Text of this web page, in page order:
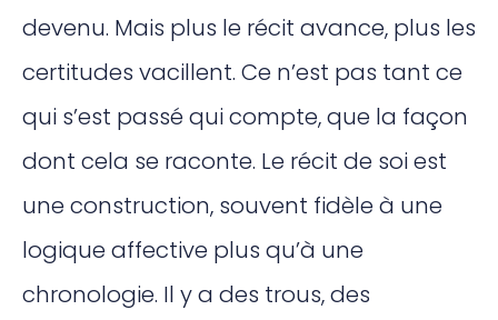
devenu. Mais plus le récit avance, plus les
certitudes vacillent. Ce n’est pas tant ce
qui s’est passé qui compte, que la façon
dont cela se raconte. Le récit de soi est
une construction, souvent fidèle à une
logique affective plus qu’à une
chronologie. Il y a des trous, des